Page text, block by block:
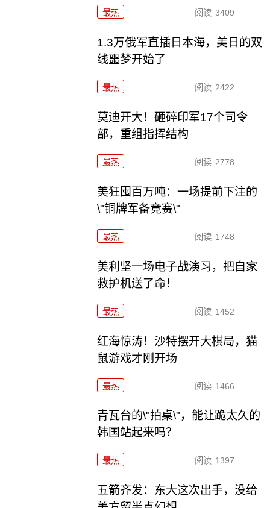
最热 阅读 3409
1.3万俄军直插日本海，美日的双
线噩梦开始了
最热 阅读 2422
莫迪开大！砸碎印军17个司令
部，重组指挥结构
最热 阅读 2778
美狂囤百万吨：一场提前下注的
\"铜牌军备竞赛\"
最热 阅读 1748
美利坚一场电子战演习，把自家
救护机送了命！
最热 阅读 1452
红海惊涛！沙特摆开大棋局，猫
鼠游戏才刚开场
最热 阅读 1466
青瓦台的\"拍桌\"，能让跪太久的
韩国站起来吗？
最热 阅读 1397
五箭齐发：东大这次出手，没给